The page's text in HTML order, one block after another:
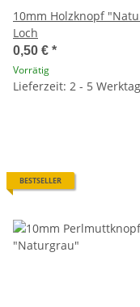
10mm Holzknopf
Loch
0,50 € *
Vorrätig
Lieferzeit: 2 - 5
BESTSELLER